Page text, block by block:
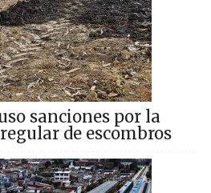
sanciones por la
de escombros